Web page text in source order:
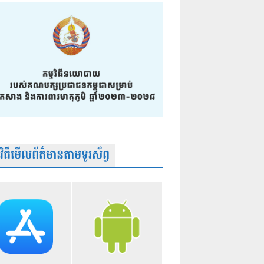
ធីមើលព័ត៌មានតាមទូរស័ព្វ